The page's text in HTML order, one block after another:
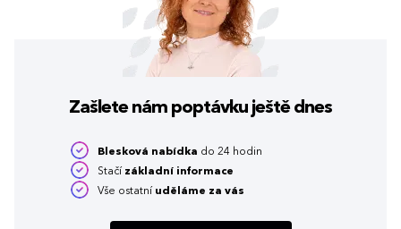
Zašlete nám poptávku ještě dnes
Blesková nabídka do 24 hodin
Stačí základní informace
Vše ostatní uděláme za vás